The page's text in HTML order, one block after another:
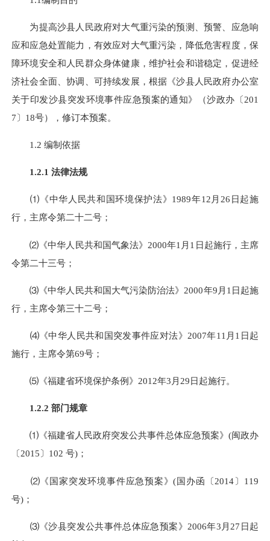
为提高沙县人民政府对大气重污染的预测、预警、应急响
应和应急处置能力，有效应对大气重污染，降低危害程度，保
障环境安全和人民群众身体健康，维护社会和谐稳定，促进经
济社会全面、协调、可持续发展， 根据《沙县人民政府办公室
关于印发沙县突发环境事件应急预案的通知》（沙政办〔201
7〕 18号），修订本预案。
1.2 编制依据
1.2.1 法律法规
⑴《中华人民共和国环境保护法》 1989年12 月 26 日起施
行，主席令第二十二号；
⑵ 《中华人民共和国气象法》 2000年1 月 1 日起施行，主席
令第二十三号；
⑶ 《中华人民共和国大气污染防治法》 2000年9 月 1 日起施
行，主席令第三十二号；
⑷ 《中华人民共和国突发事件应对法》 2007年11 月 1 日起
施行，主席令第69号；
⑸ 《福建省环境保护条例》 2012年3 月 29日起施行。
1.2.2 部门规章
⑴ 《福建省人民政府突发公共事件总体应急预案》 (闽政办
〔2015 〕 102 号) ；
⑵ 《国家突发环境事件应急预案》(国办函〔2014〕 119
号) ；
⑶ 《沙县突发公共事件总体应急预案》 2006年3 月 27 日起